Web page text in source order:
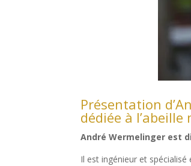
Présentation
dédiée à l’abeille
André Wermelinger est
Il est ingénieur et